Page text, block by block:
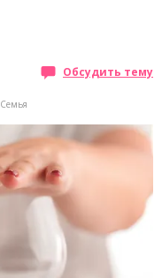
Обсудить тему
Семья